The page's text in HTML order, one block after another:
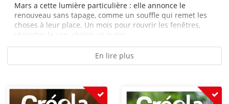
Mars a cette lumière particulière : elle annonce le
renouveau sans tapage, comme un souffle qui remet les
choses à leur place. Un mois pour rouvrir les fenêtres,
réajuster le cap, choisir ce qu’on...
En lire plus